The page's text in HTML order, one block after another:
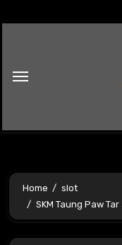
Home
slot
SKM Taung Paw